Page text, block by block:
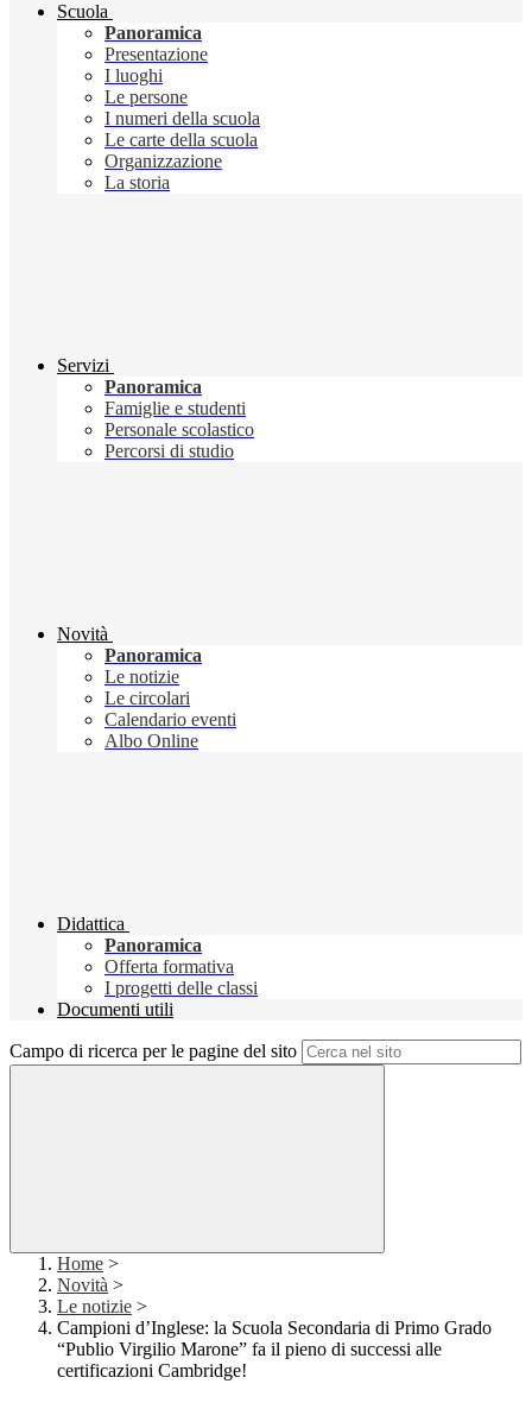
Scuola
Panoramica
Presentazione
I luoghi
Le persone
I numeri della scuola
Le carte della scuola
Organizzazione
La storia
Servizi
Panoramica
Famiglie e studenti
Personale scolastico
Percorsi di studio
Novità
Panoramica
Le notizie
Le circolari
Calendario eventi
Albo Online
Didattica
Panoramica
Offerta formativa
I progetti delle classi
Documenti utili
Campo di ricerca per le pagine del sito
Home >
Novità >
Le notizie >
Campioni d’Inglese: la Scuola Secondaria di Primo Grado
“Publio Virgilio Marone” fa il pieno di successi alle
certificazioni Cambridge!